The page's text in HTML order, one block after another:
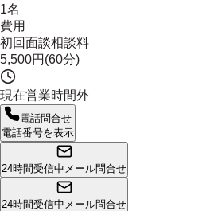
1名
費用
初回面談相談料
5,500円(60分)
現在営業時間外
電話問合せ
電話番号を表示
24時間受信中 メール問合せ
24時間受信中 メール問合せ